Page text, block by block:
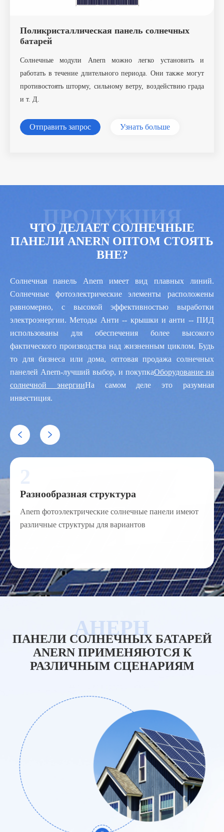
Поликристаллическая панель солнечных
батарей
Солнечные модули Anern можно легко установить и
работать в течение длительного периода. Они также могут
противостоять шторму, сильному ветру, воздействию града
и т. Д.
Отправить запрос Узнать больше
ЧТО ДЕЛАЕТ СОЛНЕЧНЫЕ
ПАНЕЛИ ANERN ОПТОМ СТОЯТЬ
ВНЕ?
Солнечная панель Anern имеет вид плавных линий.
Солнечные фотоэлектрические элементы расположены
равномерно, с высокой эффективностью выработки
электроэнергии. Методы Анти -- крышки и анти -- ПИД
использованы для обеспечения более высокого
фактического производства над жизненным циклом. Будь
то для бизнеса или дома, оптовая продажа солнечных
панелей Anern-лучший выбор, и покупкаОборудование на
солнечной энергииНа самом деле это разумная
инвестиция.
 
Разнообразная структура
Anern фотоэлектрические солнечные панели имеют
различные структуры для вариантов
ПАНЕЛИ СОЛНЕЧНЫХ БАТАРЕЙ
ANERN ПРИМЕНЯЮТСЯ К
РАЗЛИЧНЫМ СЦЕНАРИЯМ